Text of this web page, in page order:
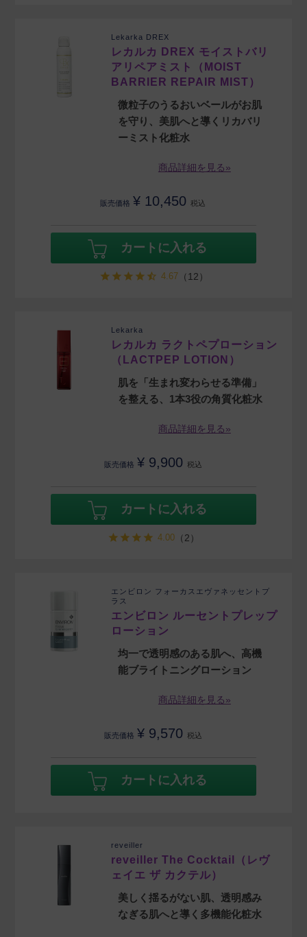
Lekarka DREX
レカルカ DREX モイストバリ
アリペアミスト（MOIST
BARRIER REPAIR MIST）
微粒子のうるおいベールがお肌
を守り、美肌へと導くリカバリ
ーミスト化粧水
商品詳細を見る»
販売価格 ¥ 10,450 税込
カートに入れる
4.67（12）
Lekarka
レカルカ ラクトペプローション
（LACTPEP LOTION）
肌を「生まれ変わらせる準備」
を整える、1本3役の角質化粧水
商品詳細を見る»
販売価格 ¥ 9,900 税込
カートに入れる
4.00 （2）
エンビロン フォーカスエヴァネッセントプ
ラス
エンビロン ルーセントプレップ
ローション
均一で透明感のある肌へ、高機
能ブライトニングローション
商品詳細を見る»
販売価格 ¥ 9,570 税込
カートに入れる
reveiller
reveiller The Cocktail（レヴ
ェイエ ザ カクテル）
美しく揺るがない肌、透明感み
なぎる肌へと導く多機能化粧水